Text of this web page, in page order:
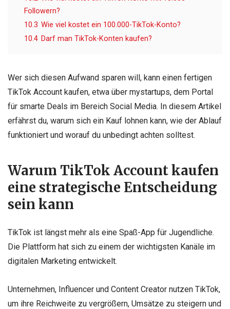
Followern?
10.3 Wie viel kostet ein 100.000-TikTok-Konto?
10.4 Darf man TikTok-Konten kaufen?
Wer sich diesen Aufwand sparen will, kann einen fertigen
TikTok Account kaufen, etwa über mystartups, dem Portal
für smarte Deals im Bereich Social Media. In diesem Artikel
erfährst du, warum sich ein Kauf lohnen kann, wie der Ablauf
funktioniert und worauf du unbedingt achten solltest.
Warum TikTok Account kaufen
eine strategische Entscheidung
sein kann
TikTok ist längst mehr als eine Spaß-App für Jugendliche.
Die Plattform hat sich zu einem der wichtigsten Kanäle im
digitalen Marketing entwickelt.
Unternehmen, Influencer und Content Creator nutzen TikTok,
um ihre Reichweite zu vergrößern, Umsätze zu steigern und